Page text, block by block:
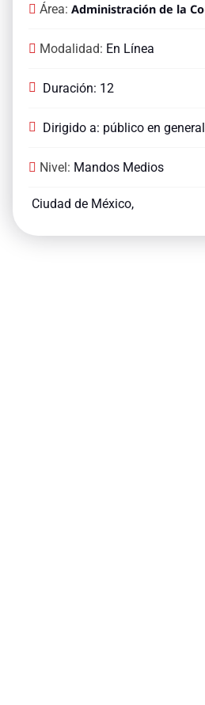
Área: Administración de la
Modalidad: En Línea
Duración: 12
Dirigido a: público en general
Nivel: Mandos Medios
Ciudad de México,